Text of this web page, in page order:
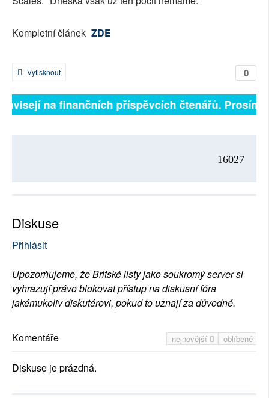
Kompletní článek ZDE
0
Vytisknout
na finančních příspěvcích čtenářů.
16027
Diskuse
Přihlásit
Upozorňujeme, že Britské listy jako soukromý server si
vyhrazují právo blokovat přístup na diskusní fóra
jakémukoliv diskutérovi, pokud to uznají za důvodné.
nejnovější oblíbené
Komentáře
Diskuse je prázdná.